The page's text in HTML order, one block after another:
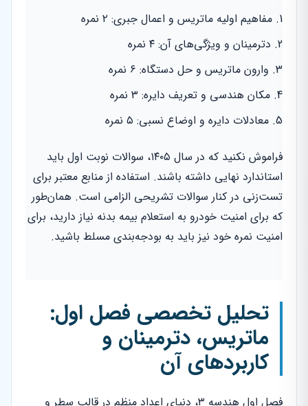
مفاهیم اولیه ماتریس و اعمال جبری: ۲ نمره
دترمینان و ویژگی‌های آن: ۴ نمره
وارون ماتریس و حل دستگاه: ۶ نمره
مکان هندسی و تعریف دایره: ۳ نمره
معادلات دایره و اوضاع نسبی: ۵ نمره
فراموش نکنید که در سال ۱۴۰۵، سوالات نوبت اول باید
استاندارد نهایی داشته باشند. استفاده از منابع معتبر برای
تست‌زنی در کنار سوالات تشریحی الزامی است. همان‌طور
که برای امنیت خودرو به استعلام بیمه بدنه نیاز دارید، برای
امنیت نمره خود نیز باید به بودجه‌بندی مسلط باشید.
تحلیل تخصصی فصل اول:
ماتریس، دترمینان و
کاربردهای آن
فصل اول هندسه ۳، دنیای اعداد منظم در قالب سطر و